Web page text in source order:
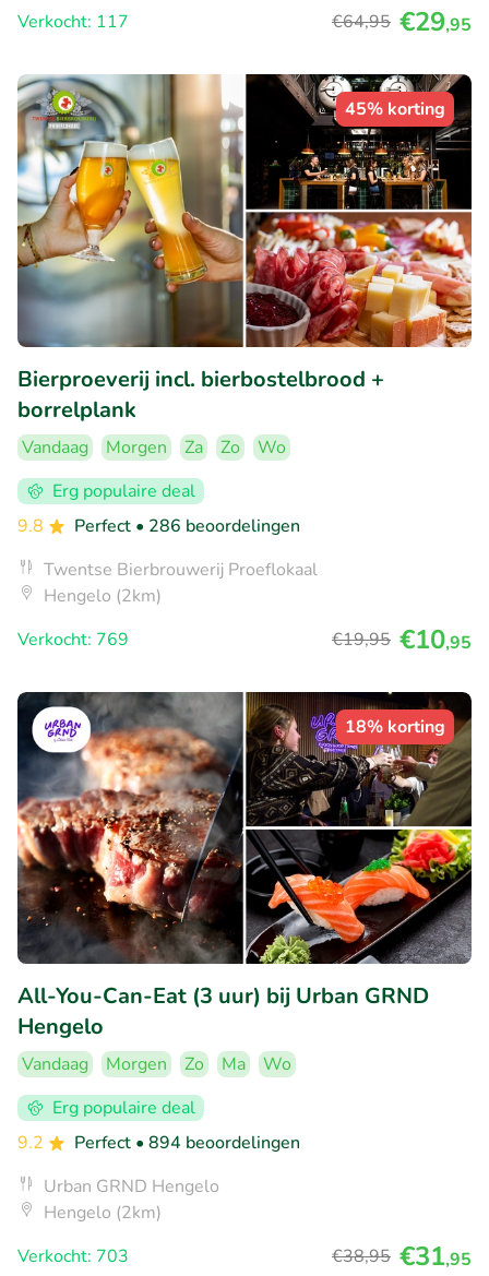
Verkocht: 117 €64,95 €29,95
45% korting
Bierproeverij incl. bierbostelbrood +
borrelplank
Vandaag Morgen Za Zo
Wo
Erg populaire deal
9.8
Perfect • 286 beoordelingen
Twentse Bierbrouwerij Proeflokaal
Hengelo (2km)
Verkocht: 769
€19,95 €10,95
18% korting
All-You-Can-Eat (3 uur) bij Urban GRND
Hengelo
Vandaag Morgen Zo Ma
Wo
Erg populaire deal
9.2
Perfect • 894 beoordelingen
Urban GRND Hengelo
Hengelo (2km)
Verkocht: 703
€38,95 €31,95